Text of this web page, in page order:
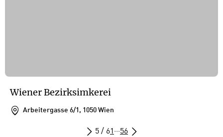
Wiener Bezirksimkerei
Arbeitergasse 6/1, 1050 Wien
5 / 61 ···56